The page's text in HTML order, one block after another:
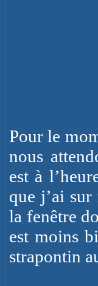
Pour le
nous
est à
que j’ai
la fenêtre
est moins
strapontin